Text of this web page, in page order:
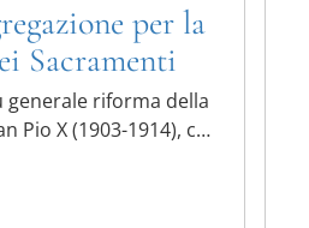
per la
Sacramenti
generale riforma della
Pio X (1903-1914), con